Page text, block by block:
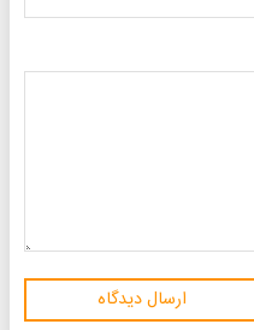
ارسال دیدگاه